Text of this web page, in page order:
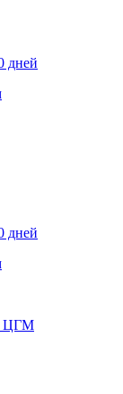
дней
дней
ЦГМ